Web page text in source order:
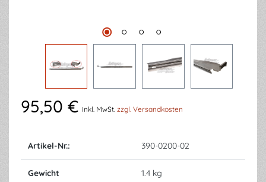
95,50 € inkl. MwSt. zzgl. Versandkosten
Artikel-Nr.: 390-0200-02
Gewicht 1.4 kg